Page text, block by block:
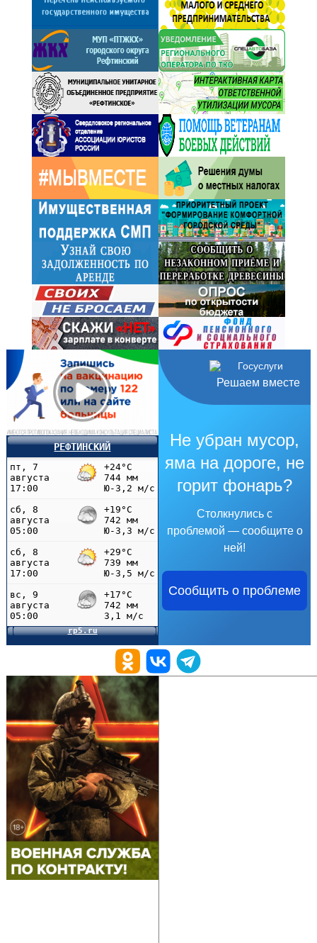
Решаем вместе
Не убран мусор,
яма на дороге, не
горит фонарь?
Столкнулись с
проблемой — сообщите о
ней!
Сообщить о проблеме
РЕФТИНСКИЙ